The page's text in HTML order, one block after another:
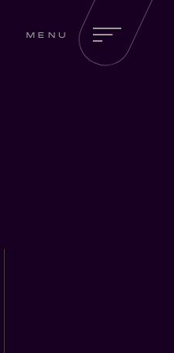
MENU